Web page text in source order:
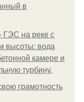
в
ГЭС на реке с
высоты: вода
камере и
турбину.
грамотность